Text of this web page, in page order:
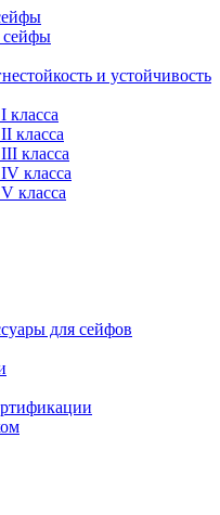
сейфы
и устойчивость
класса
класса
класса
класса
класса
для сейфов